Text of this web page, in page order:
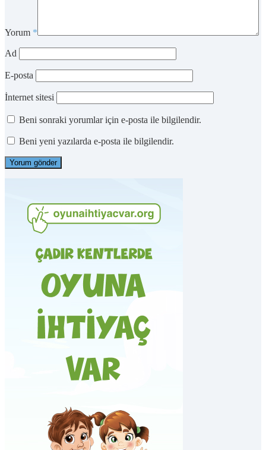
Yorum *
Ad
E-posta
İnternet sitesi
Beni sonraki yorumlar için e-posta ile bilgilendir.
Beni yeni yazılarda e-posta ile bilgilendir.